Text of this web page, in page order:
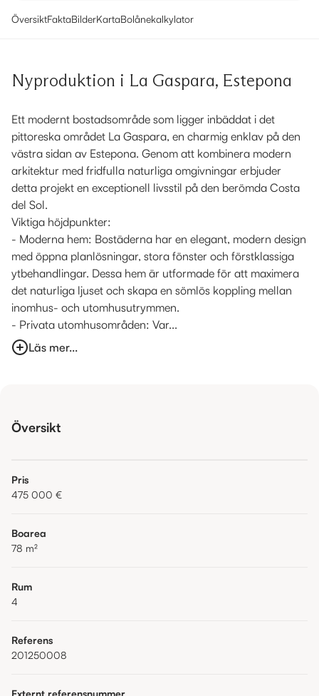
ÖversiktFaktaBilderKartaBolånekalkylator
Nyproduktion i La Gaspara, Estepona
Ett modernt bostadsområde som ligger inbäddat i det
pittoreska området La Gaspara, en charmig enklav på den
västra sidan av Estepona. Genom att kombinera modern
arkitektur med fridfulla naturliga omgivningar erbjuder
detta projekt en exceptionell livsstil på den berömda Costa
del Sol.
Viktiga höjdpunkter:
- Moderna hem: Bostäderna har en elegant, modern design
med öppna planlösningar, stora fönster och förstklassiga
ytbehandlingar. Dessa hem är utformade för att maximera
det naturliga ljuset och skapa en sömlös koppling mellan
inomhus- och utomhusutrymmen.
- Privata utomhusområden: Var...
Läs mer...
Översikt
Pris
475 000 €
Boarea
78 m²
Rum
4
Referens
201250008
Externt referensnummer